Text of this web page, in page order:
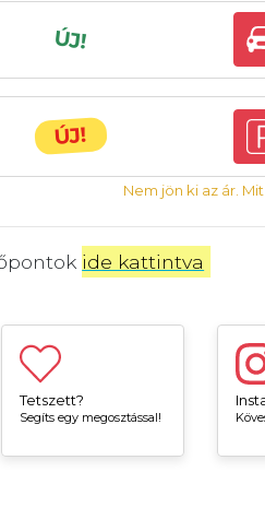
ÚJ!
ÚJ!
Nem jön ki az ár.
ide kattintva
Tetszett?
Segíts egy megosztással!